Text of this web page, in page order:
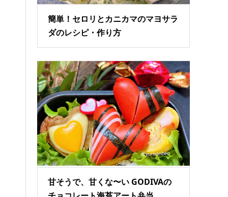
簡単！セロリとカニカマのマヨサラ
ダのレシピ・作り方
甘そうで、甘くな〜い GODIVAの